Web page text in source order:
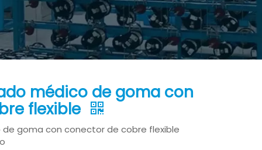
médico de goma con
flexible
goma con conector de cobre flexible